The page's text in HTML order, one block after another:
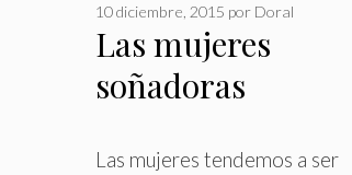
Las mujeres
soñadoras
10 diciembre, 2015 por Doral
Las mujeres tendemos a ser